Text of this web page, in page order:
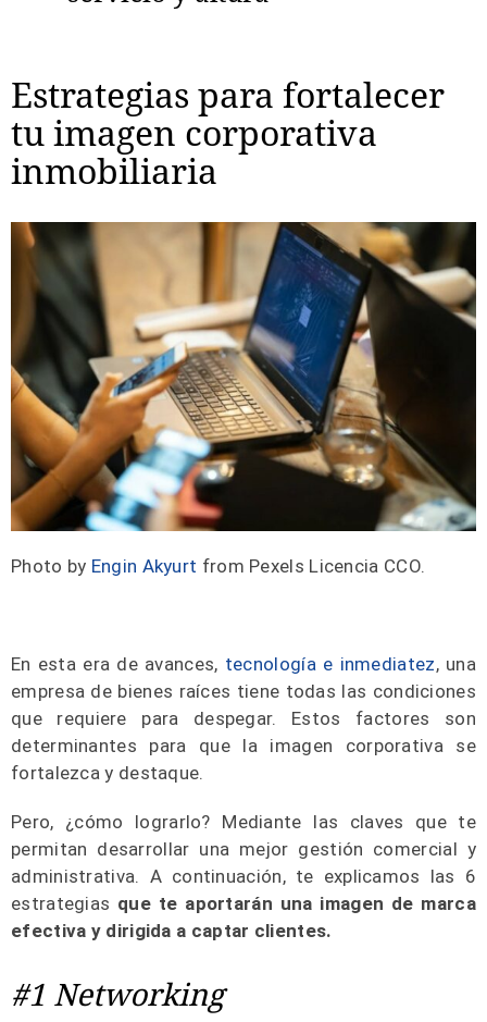
Estrategias para fortalecer
tu imagen corporativa
inmobiliaria
Photo by Engin Akyurt from Pexels Licencia CCO.
En esta era de avances, tecnología e inmediatez, una
empresa de bienes raíces tiene todas las condiciones
que requiere para despegar. Estos factores son
determinantes para que la imagen corporativa se
fortalezca y destaque.
Pero, ¿cómo lograrlo? Mediante las claves que te
permitan desarrollar una mejor gestión comercial y
administrativa. A continuación, te explicamos las 6
estrategias que te aportarán una imagen de marca
efectiva y dirigida a captar clientes.
#1 Networking